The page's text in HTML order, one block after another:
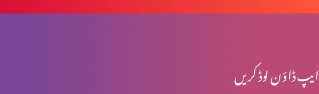
ایپ ڈاؤن لوڈ کریں